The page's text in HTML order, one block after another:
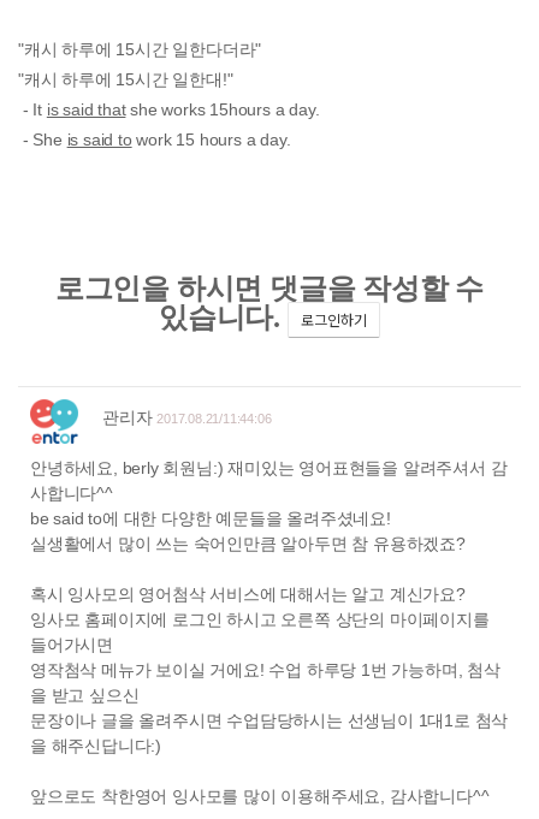
"캐시 하루에 15시간 일한다더라"
"캐시 하루에 15시간 일한대!"
- It is said thatshe works 15hours a day.
- She is said towork 15 hours a day.